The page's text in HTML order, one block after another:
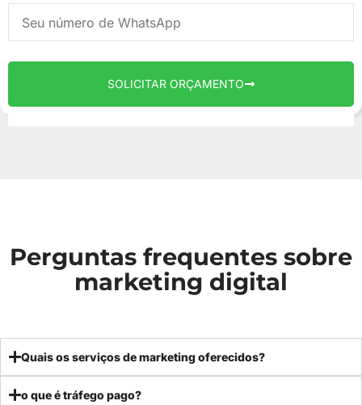
SOLICITAR ORÇAMENTO
Perguntas frequentes sobre
marketing digital
Quais os serviços de marketing oferecidos?
o que é tráfego pago?